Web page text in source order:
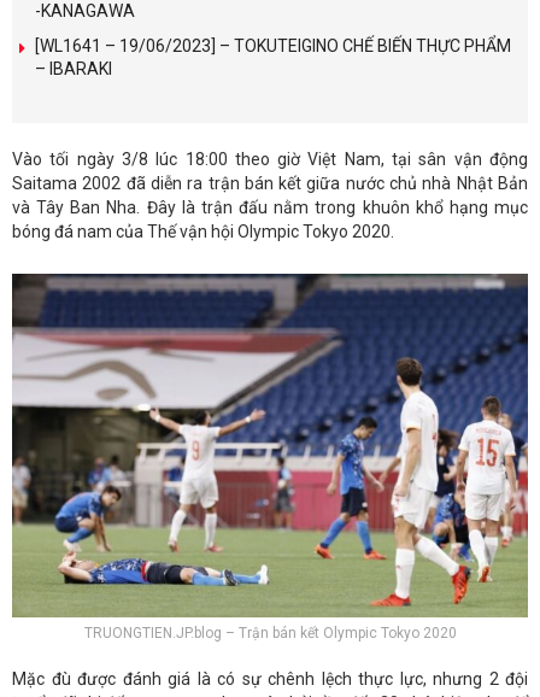
-KANAGAWA
[WL1641 – 19/06/2023] – TOKUTEIGINO CHẾ BIẾN THỰC PHẨM
– IBARAKI
Vào tối ngày 3/8 lúc 18:00 theo giờ Việt Nam, tại sân vận động
Saitama 2002 đã diễn ra trận bán kết giữa nước chủ nhà Nhật Bản
và Tây Ban Nha. Đây là trận đấu nằm trong khuôn khổ hạng mục
bóng đá nam của Thế vận hội Olympic Tokyo 2020.
TRUONGTIEN.JP.blog – Trận bán kết Olympic Tokyo 2020
Mặc đù được đánh giá là có sự chênh lệch thực lực, nhưng 2 đội